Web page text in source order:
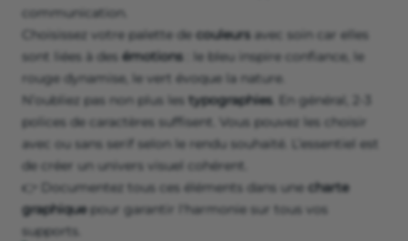
communication.
Choisissez votre palette de couleurs avec soin car elles
sont liées à des émotions : le bleu inspire confiance, le
rouge dynamise, le vert évoque la nature.
N’oubliez pas non plus les typographies. En général, 2-3
polices de caractères suffisent. Vous pouvez les choisir
avec ou sans serif selon le rendu souhaité. L’essentiel est
de créer un univers visuel cohérent.
👉 Documentez tous ces éléments dans une charte
graphiquepour garantir l'harmonie sur tous vos
supports.